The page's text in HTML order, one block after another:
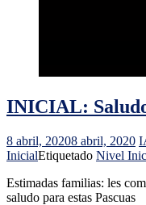
INICIAL:
8 abril, 20208 abril, 2020
InicialEtiquetado Nivel
Estimadas familias: les
saludo para estas Pascuas